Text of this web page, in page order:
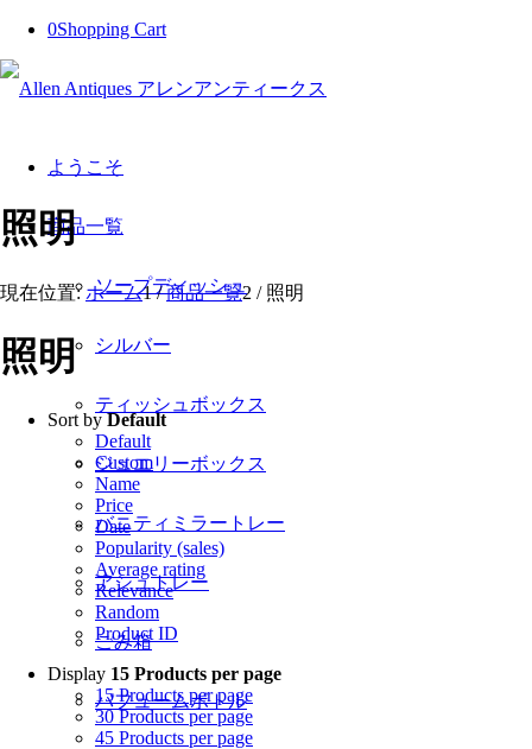
0Shopping Cart
ようこそ
商品一覧
ソープディッシュ
シルバー
ティッシュボックス
ジュエリーボックス
バニティミラートレー
アシュトレー
ごみ箱
パフュームボトル
照明
現在位置:ホーム1 / 商品一覧2 / 照明
照明
Sort byDefault
Default
Custom
Name
Price
Date
Popularity (sales)
Average rating
Relevance
Random
Product ID
Display 15 Products per page
15 Products per page
30 Products per page
45 Products per page